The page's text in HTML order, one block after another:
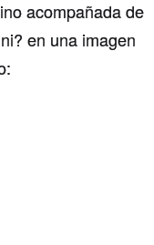
acompañada de
en una imagen